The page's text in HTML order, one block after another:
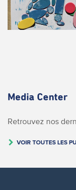
Media Center
Retrouvez nos
VOIR TOUTES LES